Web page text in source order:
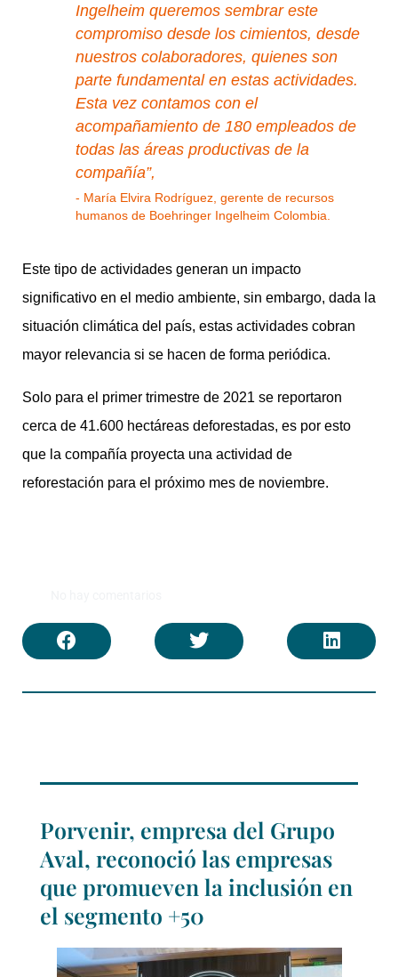
Ingelheim queremos sembrar este
compromiso desde los cimientos, desde
nuestros colaboradores, quienes son
parte fundamental en estas actividades.
Esta vez contamos con el
acompañamiento de 180 empleados de
todas las áreas productivas de la
compañía”,
María Elvira Rodríguez, gerente de recursos
humanos de Boehringer Ingelheim Colombia.
Este tipo de actividades generan un impacto
significativo en el medio ambiente, sin embargo, dada la
situación climática del país, estas actividades cobran
mayor relevancia si se hacen de forma periódica.
Solo para el primer trimestre de 2021 se reportaron
cerca de 41.600 hectáreas deforestadas, es por esto
que la compañía proyecta una actividad de
reforestación para el próximo mes de noviembre.
Porvenir, empresa del Grupo
Aval, reconoció las empresas
que promueven la inclusión en
el segmento +50